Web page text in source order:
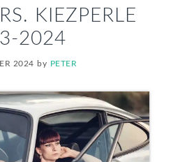
KIEZPERLE
2024
2024 by PETER